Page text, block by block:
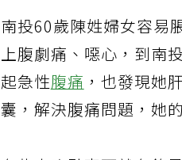
南投60歲陳姓婦女容易
上腹劇痛、噁心，到南
起急性腹痛 ，也發現她
囊，解決腹痛問題，她